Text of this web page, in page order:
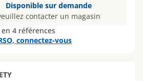
Disponible sur demande
contacter un magasin
en 4 références
connectez-vous